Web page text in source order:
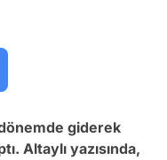
giderek
Altaylı yazısında,